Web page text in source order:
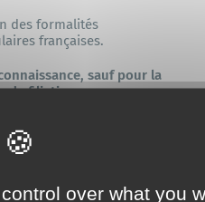
des formalités
françaises.
sauf pour la
de filiation, une
over what you